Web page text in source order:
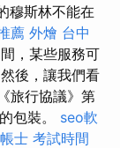
穆斯林不能在
薦 外燴 台中
，某些服務可
然後，讓我們看
旅行協議》第
包裝。 seo軟
士 考試時間